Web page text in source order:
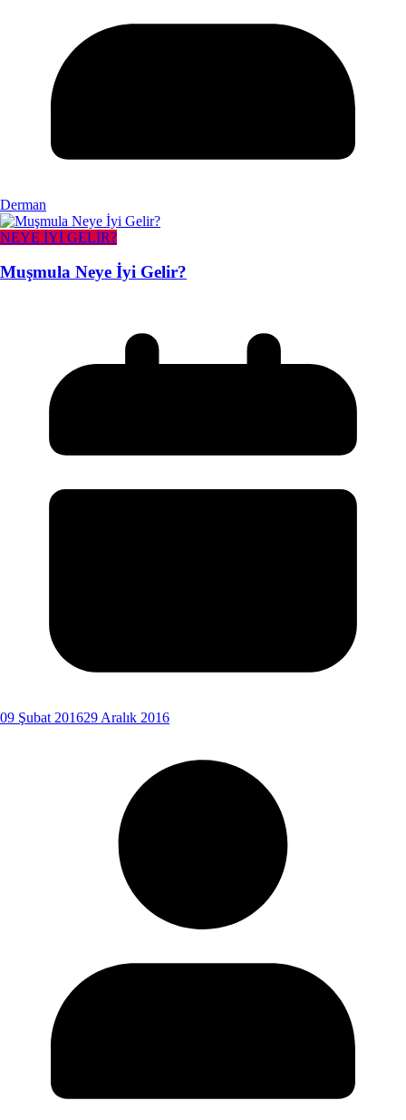
Derman
NEYE İYİ GELİR?
Muşmula Neye İyi Gelir?
09 Şubat 201629 Aralık 2016